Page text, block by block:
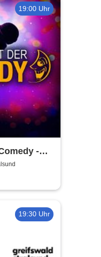
19:00 Uhr
-
19:30 Uhr